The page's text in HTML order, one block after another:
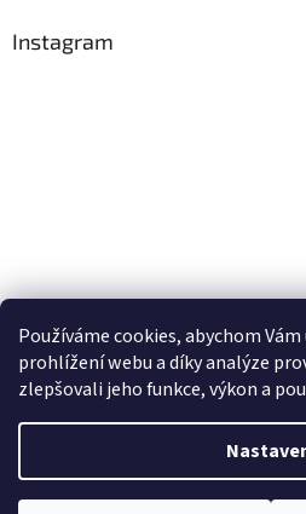
Používáme cookies, abychom
prohlížení webu a díky analýze
zlepšovali jeho funkce, výkon a
Instagram
Sledovat na Instagramu
Copyright 2026Obchůdek Eninka